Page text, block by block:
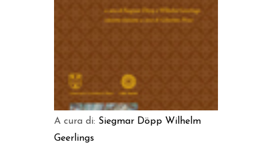
A cura di: Siegmar Döpp Wilhelm
Geerlings